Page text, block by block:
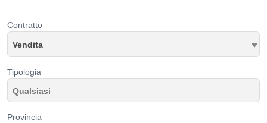
Contratto
Vendita
Tipologia
Provincia